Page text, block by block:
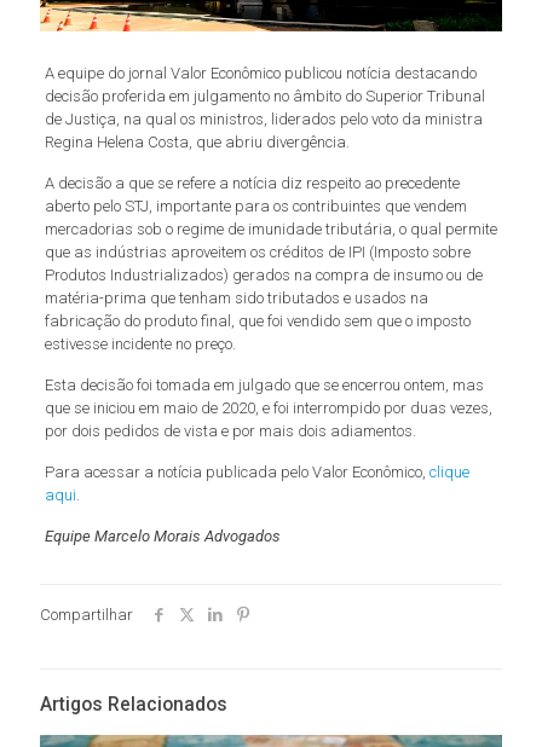
A equipe do jornal Valor Econômico publicou notícia destacando
decisão proferida em julgamento no âmbito do Superior Tribunal
de Justiça, na qual os ministros, liderados pelo voto da ministra
Regina Helena Costa, que abriu divergência.
A decisão a que se refere a notícia diz respeito ao precedente
aberto pelo STJ, importante para os contribuintes que vendem
mercadorias sob o regime de imunidade tributária, o qual permite
que as indústrias aproveitem os créditos de IPI (Imposto sobre
Produtos Industrializados) gerados na compra de insumo ou de
matéria-prima que tenham sido tributados e usados na
fabricação do produto final, que foi vendido sem que o imposto
estivesse incidente no preço.
Esta decisão foi tomada em julgado que se encerrou ontem, mas
que se iniciou em maio de 2020, e foi interrompido por duas vezes,
por dois pedidos de vista e por mais dois adiamentos.
Para acessar a notícia publicada pelo Valor Econômico, clique
aqui
Equipe Marcelo Morais Advogados
Compartilhar
Artigos Relacionados